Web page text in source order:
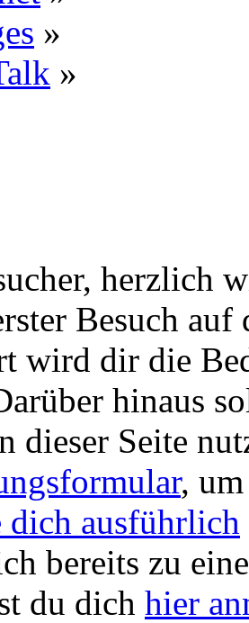
»
»
herzlich
Besuch
wird dir die
hinaus
dieser Seite
,
ausführlich
bereits zu
du dich hier